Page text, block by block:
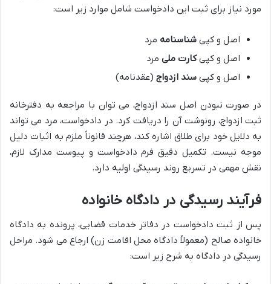
مورد نیاز برای ثبت این دادخواست شامل موارد زیر است:
اصل و کپی شناسنامه مرد
اصل و کپیکارت ملی مرد
اصل و کپی سند ازدواج (عقدنامه)
در صورت نبودن اصل سند ازدواج، می توان با مراجعه به دفترخانه
ثبت ازدواج، رونوشت آن را دریافت کرد. در دادخواست، مرد می تواند
به دلایل خود برای طلاق اشاره کند، هرچند قانوناً ملزم به اثبات دلیل
موجه نیست. تکمیل دقیق فرم دادخواست و پیوست مدارک لازم،
نقش مهمی در تسریع روند رسیدگی اولیه دارد.
فرآیند رسیدگی در دادگاه خانواده
پس از ثبت دادخواست در دفاتر خدمات قضایی، پرونده به دادگاه
خانواده صالح (معمولاً دادگاه محل اقامت زن) ارجاع می شود. مراحل
رسیدگی در دادگاه به شرح زیر است: